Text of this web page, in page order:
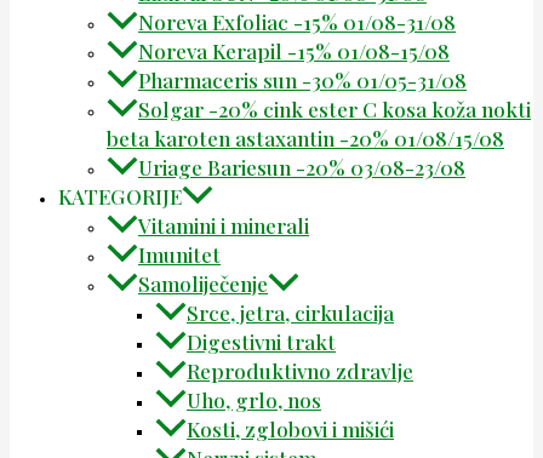
Noreva Exfoliac -15% 01/08-31/08
Noreva Kerapil -15% 01/08-15/08
Pharmaceris sun -30% 01/05-31/08
Solgar -20% cink ester C kosa koža nokti
beta karoten astaxantin -20% 01/08/15/08
Uriage Bariesun -20% 03/08-23/08
KATEGORIJE
Vitamini i minerali
Imunitet
Samoliječenje
Srce, jetra, cirkulacija
Digestivni trakt
Reproduktivno zdravlje
Uho, grlo, nos
Kosti, zglobovi i mišići